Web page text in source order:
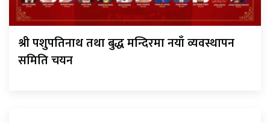
श्री पशुपतिनाथ तथा बुद्ध मन्दिरमा नयाँ व्यवस्थापन
समिति चयन